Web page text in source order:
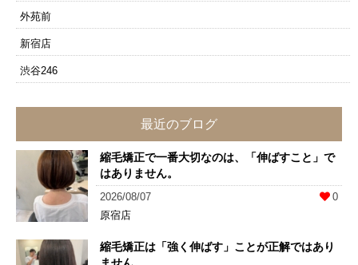
外苑前
新宿店
渋谷246
最近のブログ
縮毛矯正で一番大切なのは、「伸ばすこと」で
はありません。
2026/08/07
0
原宿店
縮毛矯正は「強く伸ばす」ことが正解ではあり
ません。